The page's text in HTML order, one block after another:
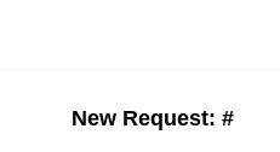
New Request: #